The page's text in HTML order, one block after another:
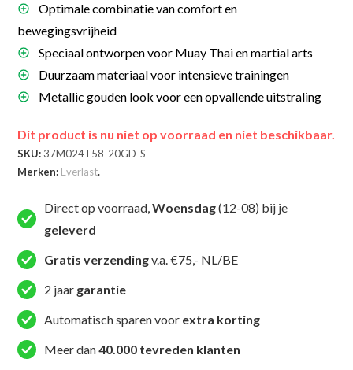
Optimale combinatie van comfort en
bewegingsvrijheid
Speciaal ontworpen voor Muay Thai en martial arts
Duurzaam materiaal voor intensieve trainingen
Metallic gouden look voor een opvallende uitstraling
Dit product is nu niet op voorraad en niet beschikbaar.
SKU: 37M024T58-20GD-S
Merken: Everlast.
Direct op voorraad,Woensdag(12-08) bij je
geleverd
Gratis verzendingv.a. €75,- NL/BE
2 jaar garantie
Automatisch sparen voor extra korting
Meer dan40.000 tevreden klanten